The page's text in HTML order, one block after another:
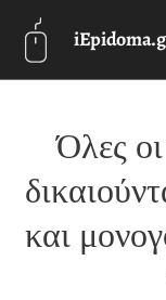
Όλες
και